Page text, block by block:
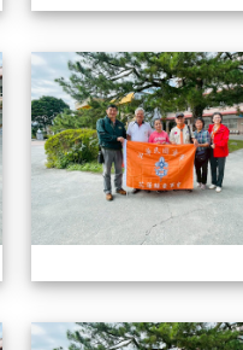
1141208拜會光復國小
1141208拜會光復國小